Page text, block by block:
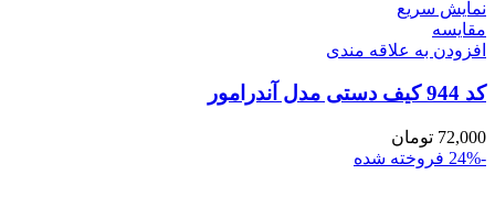
نمایش سریع
مقايسه
افزودن به علاقه مندی
کد 944 کیف دستی مدل آندرامور
72,000 تومان
-24%
فروخته شده